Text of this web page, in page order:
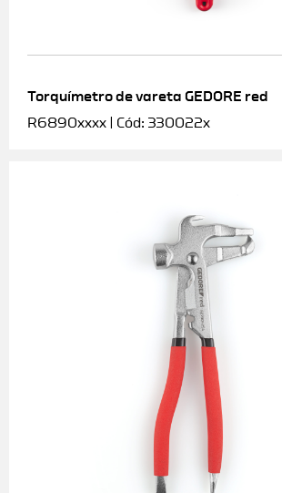
Torquímetro de vareta GEDORE red
R6890xxxx | Cód: 330022x